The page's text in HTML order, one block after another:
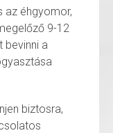
az éhgyomor,
9-12
bevinni a
biztosra,